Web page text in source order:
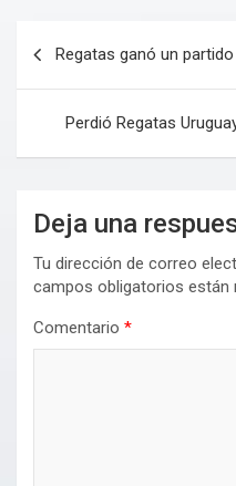
entradas
Regatas ganó un
Perdió Regatas
Deja una
Tu dirección de correo
campos obligatorios están
Comentario *